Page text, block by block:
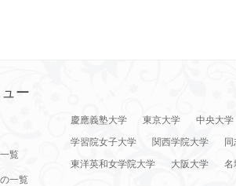
ー
覧
一覧
慶應義塾大学 東京大学 中央大学
学習院女子大学
関西学院大学
東洋英和女学院大学
大阪大学 名